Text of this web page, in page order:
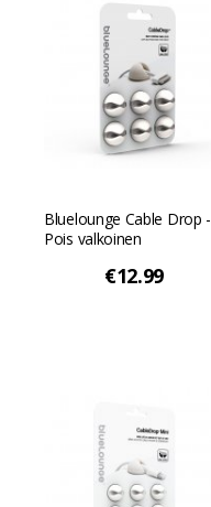
Bluelounge Cable Drop -
Pois valkoinen
€12.99